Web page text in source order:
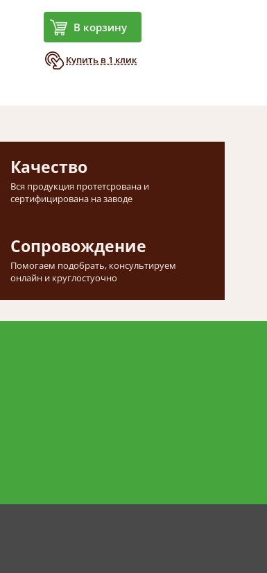
В корзину
Купить в 1 клик
Качество
Вся продукция протетсрована и
сертифицирована на заводе
Сопровождение
Помогаем подобрать, консультируем
онлайн и круглостуочно